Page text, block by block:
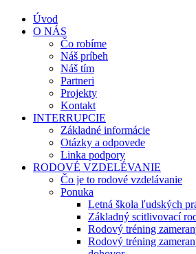
Úvod
O NÁS
Čo robíme
Náš príbeh
Náš tím
Partneri
Projekty
Kontakt
INTERRUPCIE
Základné informácie
Otázky a odpovede
Linka podpory
RODOVÉ VZDELÉVANIE
Čo je to rodové vzdelávanie
Ponuka
Letná škola ľudských
Základný scitlivovací
Rodový tréning
Rodový tréning